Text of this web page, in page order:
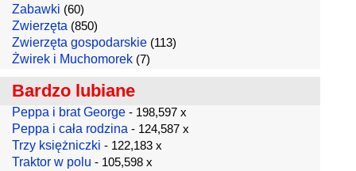
Zabawki (60)
Zwierzęta (850)
Zwierzęta gospodarskie (113)
Żwirek i Muchomorek (7)
Bardzo lubiane
Peppa i brat George - 198,597 x
Peppa i cała rodzina - 124,587 x
Trzy księżniczki - 122,183 x
Traktor w polu - 105,598 x